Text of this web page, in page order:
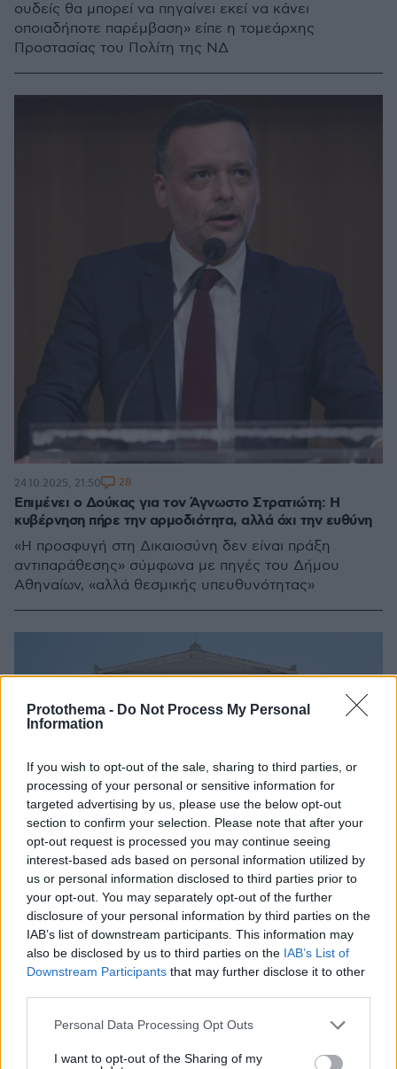
Protothema - Do Not Process My Personal
Information
If you wish to opt-out of the sale, sharing to third parties, or
processing of your personal or sensitive information for
targeted advertising by us, please use the below opt-out
section to confirm your selection. Please note that after your
opt-out request is processed you may continue seeing
interest-based ads based on personal information utilized by
us or personal information disclosed to third parties prior to
your opt-out. You may separately opt-out of the further
disclosure of your personal information by third parties on the
IAB’s list of downstream participants. This information may
also be disclosed by us to third parties on the IAB’s List of
Downstream Participants that may further disclose it to other
Please note that this website/app uses one or more Google
not limited to your visit or usage behaviour. You may click to
Personal Data Processing Opt Outs
I want to opt-out of the Sharing of my
ουδείς θα μπορεί να πηγαίνει εκεί να κάνει
οποιαδήποτε παρέμβαση» είπε η τομεάρχης
Προστασίας του Πολίτη της ΝΔ
Επιμένει ο Δούκας για τον Άγνωστο Στρατιώτη: Η
κυβέρνηση πήρε την αρμοδιότητα, αλλά όχι την ευθύνη
«Η προσφυγή στη Δικαιοσύνη δεν είναι πράξη
αντιπαράθεσης» σύμφωνα με πηγές του Δήμου
Αθηναίων, «αλλά θεσμικής υπευθυνότητας»
24.10.2025, 21:50 28
κυβέρνηση για τον Δούκα μετά την αντιπαράθεση με
24.10.2025, 14:42 193